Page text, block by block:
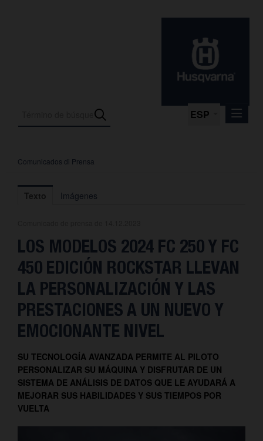
ESP
Comunicados di Prensa
Media
Contacto
Comunicados di Prensa
Texto Imágenes
LOS MODELOS 2024 FC 250 Y FC
450 EDICIÓN ROCKSTAR LLEVAN
LA PERSONALIZACIÓN Y LAS
PRESTACIONES A UN NUEVO Y
EMOCIONANTE NIVEL
SU TECNOLOGÍA AVANZADA PERMITE AL PILOTO
PERSONALIZAR SU MÁQUINA Y DISFRUTAR DE UN
SISTEMA DE ANÁLISIS DE DATOS QUE LE AYUDARÁ A
MEJORAR SUS HABILIDADES Y SUS TIEMPOS POR
VUELTA